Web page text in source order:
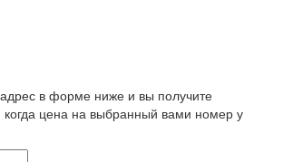
в форме ниже и вы получите
когда цена на выбранный вами номер у